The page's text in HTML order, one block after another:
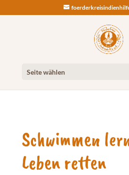
Seite wählen
Schwimmen
Leben retten